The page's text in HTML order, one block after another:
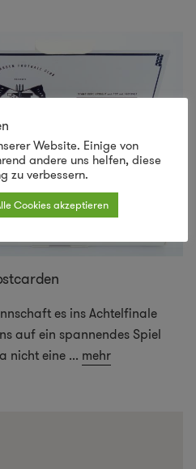
es ins Achtelfinale
auf ein spannendes Spiel
nicht eine ... mehr
Website. Einige von
andere uns helfen, diese
zu verbessern.
Cookies akzeptieren